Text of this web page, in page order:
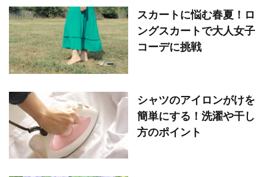
スカートに悩む春夏！ロ
ングスカートで大人女子
コーデに挑戦
シャツのアイロンがけを
簡単にする！洗濯や干し
方のポイント